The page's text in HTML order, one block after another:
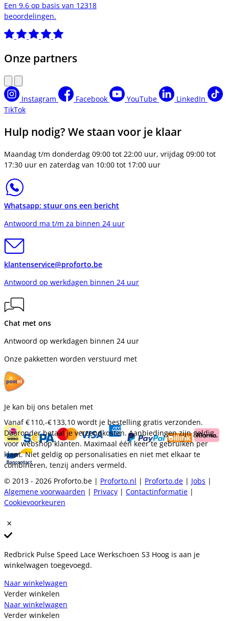
Een 9.6 op basis van 12318
beoordelingen.
Onze partners
Instagram Facebook YouTube
LinkedIn
TikTok
Hulp nodig? We staan voor je klaar
Maandag t/m donderdag 09:00 tot 22:00 uur, vrijdag 09:00 tot
17:30 uur en zaterdag van 10:00 tot 17:00 uur
Whatsapp: stuur ons een bericht
Antwoord ma t/m za binnen 24 uur
klantenservice@proforto.be
Antwoord op werkdagen binnen 24 uur
Chat met ons
Antwoord op werkdagen binnen 24 uur
Onze pakketten worden verstuurd met
Je kan bij ons betalen met
Vanaf€ 110,-€ 133,10 wordt je bestelling gratis verzonden.
Daaronder betaal je verzendkosten. Aanbiedingen zijn geldig
voor webshop klanten. Maximaal één keer te gebruiken per
klant. Niet geldig op personalisaties en niet met elkaar te
combineren, tenzij anders vermeld.
© 2013 - 2026 Proforto.be | Proforto.nl | Proforto.de | Jobs |
Algemene voorwaarden | Privacy | Contactinformatie |
Cookievoorkeuren
Redbrick Pulse Speed Lace Werkschoen S3 Hoog is aan je
winkelwagen toegevoegd.
Naar winkelwagen
Verder winkelen
Naar winkelwagen
Verder winkelen